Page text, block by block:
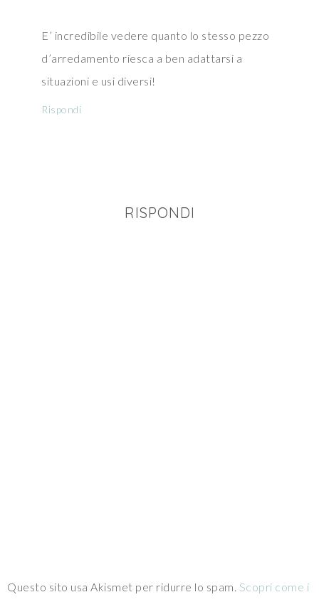
E’ incredibile vedere quanto lo stesso pezzo
d’arredamento riesca a ben adattarsi a
situazioni e usi diversi!
Rispondi
RISPONDI
Questo sito usa Akismet per ridurre lo spam. Scopri come i